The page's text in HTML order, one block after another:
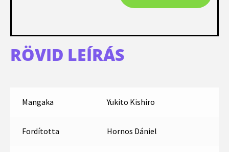
RÖVID LEÍRÁS
Mangaka Yukito Kishiro
Fordította Hornos Dániel